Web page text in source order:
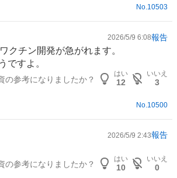
No.10503
2026/5/9 6:08報告
クチン開発が急がれます。
ですよ。
の参考になりましたか？
はい
12
いいえ
3
No. 10500
2026/5/9 2:43報告
の参考になりましたか？
はい
10
いいえ
0